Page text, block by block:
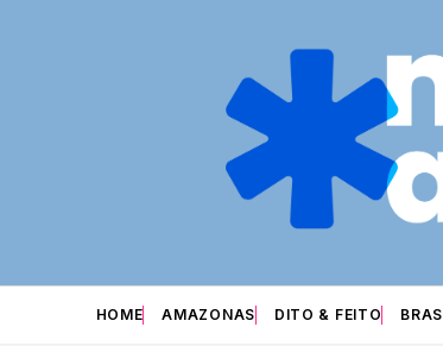
HOME AMAZONAS DITO & FEITO